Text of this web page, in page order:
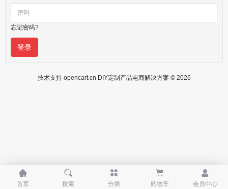
忘记密码?
技术支持 opencart.cn DIY定制产品电商解决方案 © 2026

首页

搜索

分类

购物车

会员中心